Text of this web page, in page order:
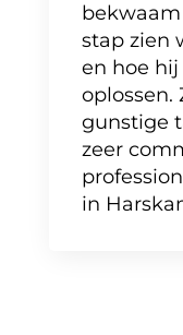
stap zien
en hoe
oplossen.
gunstige
zeer
in